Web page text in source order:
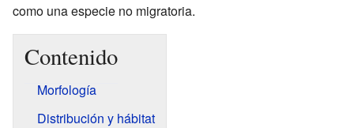
como una especie no migratoria.
Contenido
Morfología
Distribución y hábitat